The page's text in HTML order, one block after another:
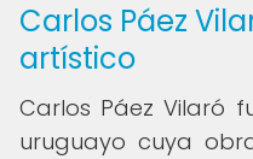
Carlos Páez
artístico
Carlos Páez Vilaró
uruguayo cuya